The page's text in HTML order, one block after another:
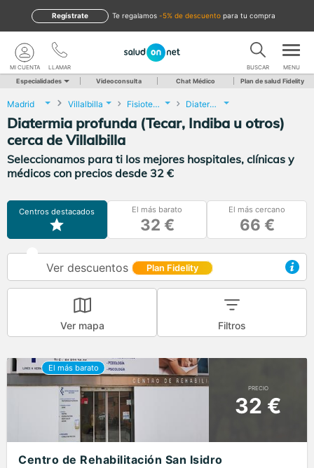
te regalamos -5% de descuento para tu compra
Regístrate
LLAMAR
MI CUENTA BUSCAR MENU
Especialidades Videoconsulta Chat Médico Plan de salud Fidelity
Madrid Villalbilla Fisioterapia Diatermia profunda (Tecar, Indiba u otros)
Diatermia profunda (Tecar, Indiba u otros)
cerca de Villalbilla
Seleccionamos para ti los mejores hospitales, clínicas y
médicos con precios desde 32 €
Centros destacados El más barato
32 €
El más cercano
66 €
Ver descuentos Plan Fidelity
Ver mapa Filtros
PRECIO
32 €
Centro de Rehabilitación San Isidro